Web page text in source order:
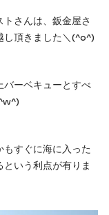
さんは、鈑金屋さ
し頂きました＼(^o^)
バーベキューとすべ
すぐに海に入った
いう利点が有りま